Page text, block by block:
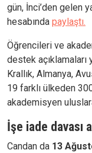
gün, İnci’den gelen
hesabında paylaştı.
Öğrencileri ve
destek açıklamaları
Krallık, Almanya,
19 farklı ülkeden
akademisyen
İşe iade davası
Candan da 13